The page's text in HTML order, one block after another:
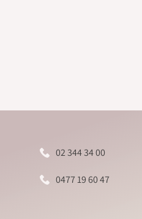
02 344 34 00
0477 19 60 47